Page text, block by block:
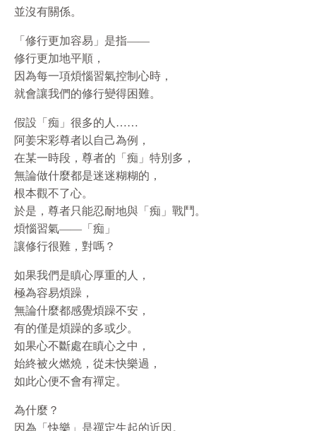
並沒有關係。
「修行更加容易」是指——
修行更加地平順，
因為每一項煩惱習氣控制心時，
就會讓我們的修行變得困難。
假設「痴」很多的人……
阿姜宋彩尊者以自己為例，
在某一時段，尊者的「痴」特別多，
無論做什麼都是迷迷糊糊的，
根本觀不了心。
於是，尊者只能忍耐地與「痴」戰鬥。
煩惱習氣——「痴」
讓修行很難，對嗎？
如果我們是瞋心厚重的人，
極為容易煩躁，
無論什麼都感覺煩躁不安，
有的僅是煩躁的多或少。
如果心不斷處在瞋心之中，
始終被火燃燒，從未快樂過，
如此心便不會有禪定。
為什麼？
因為「快樂」是禪定生起的近因。